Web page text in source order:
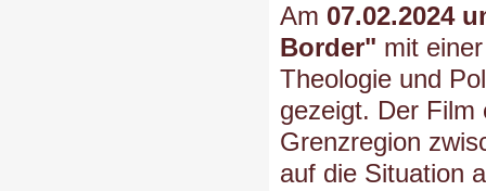
Am 07.02.2024
Border" mit
Theologie und
gezeigt. Der Film
Grenzregion
auf die Situation